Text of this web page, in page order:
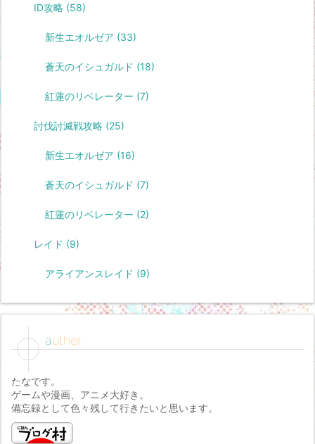
ID攻略 (58)
新生エオルゼア (33)
蒼天のイシュガルド (18)
紅蓮のリベレーター (7)
討伐討滅戦攻略 (25)
新生エオルゼア (16)
蒼天のイシュガルド (7)
紅蓮のリベレーター (2)
レイド (9)
アライアンスレイド (9)
auther
たなです。
ゲームや漫画、アニメ大好き。
備忘録として色々残して行きたいと思います。